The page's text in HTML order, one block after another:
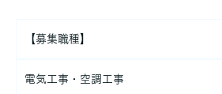
【募集職種】
電気工事・空調工事